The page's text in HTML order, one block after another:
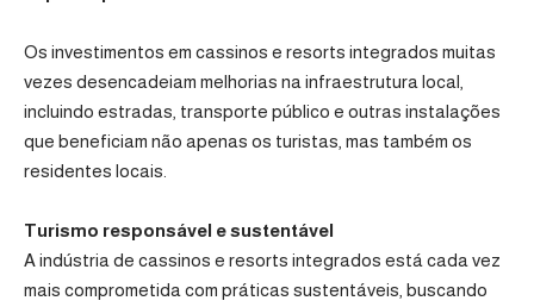
Os investimentos em cassinos e resorts integrados muitas
vezes desencadeiam melhorias na infraestrutura local,
incluindo estradas, transporte público e outras instalações
que beneficiam não apenas os turistas, mas também os
residentes locais.
Turismo responsável e sustentável
A indústria de cassinos e resorts integrados está cada vez
mais comprometida com práticas sustentáveis, buscando